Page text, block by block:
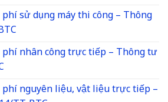
sử dụng máy thi công – Thông
nhân công trực tiếp – Thông tư
nguyên liệu, vật liệu trực tiếp –